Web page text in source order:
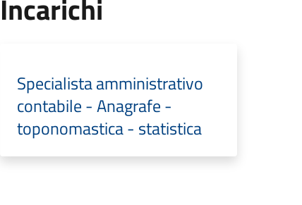
Incarichi
Specialista amministrativo
contabile - Anagrafe -
toponomastica - statistica